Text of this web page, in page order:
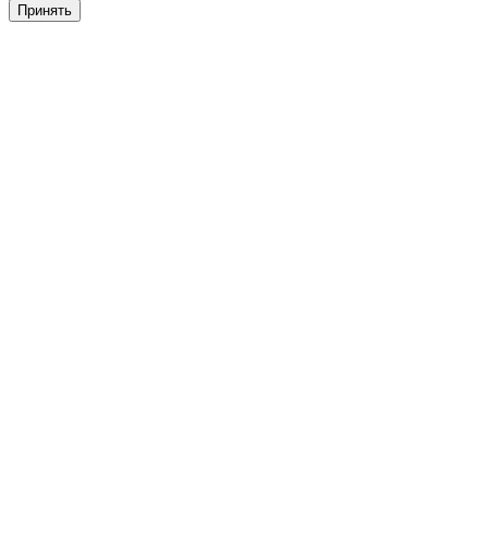
Принять